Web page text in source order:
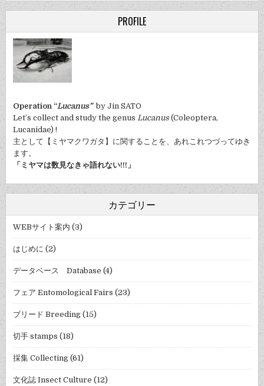
PROFILE
Operation “Lucanus” by Jin SATO
Let’s collect and study the genus Lucanus (Coleoptera,
Lucanidae) !
主として【ミヤマクワガタ】に関することを、あれこれつづってゆき
ます。
「ミヤマは数見なきゃ語れない!!!」
カテゴリー
WEBサイト案内 (3)
はじめに (2)
データベース Database (4)
フェア Entomological Fairs (23)
ブリード Breeding (15)
切手 stamps (18)
採集 Collecting (61)
文化誌 Insect Culture (12)